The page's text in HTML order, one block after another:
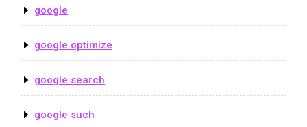
google
google optimize
google search
google such